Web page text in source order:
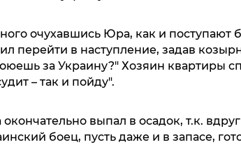
очухавшись Юра, как и поступают
перейти в наступление, задав
за Украину?" Хозяин квартиры
– так и пойду".
выпал в осадок, т.к.
боец, пусть даже и в запасе,